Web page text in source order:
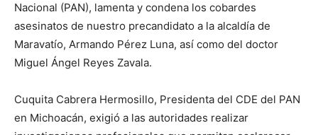
Nacional (PAN), lamenta y condena los cobardes
asesinatos de nuestro precandidato a la alcaldía de
Maravatío, Armando Pérez Luna, así como del doctor
Miguel Ángel Reyes Zavala.
Cuquita Cabrera Hermosillo, Presidenta del CDE del PAN
en Michoacán, exigió a las autoridades realizar